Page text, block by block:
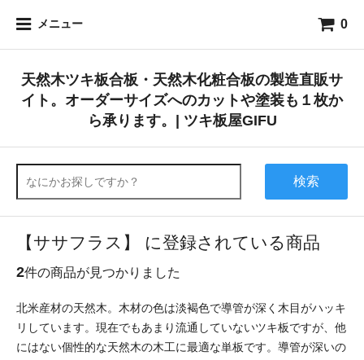
メニュー 0
天然木ツキ板合板・天然木化粧合板の製造直販サ
イト。オーダーサイズへのカットや塗装も１枚か
ら承ります。| ツキ板屋GIFU
検索
【ササフラス】 に登録されている商品
2件の商品が見つかりました
北米産材の天然木。木材の色は淡褐色で導管が深く木目がハッキ
リしています。現在でもあまり流通していないツキ板ですが、他
にはない個性的な天然木の木工に最適な単板です。導管が深いの